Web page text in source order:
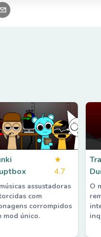
★
4.7
assustadoras
com
corrompidos
mod único.
O